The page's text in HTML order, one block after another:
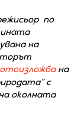
по
на
на
с
околната